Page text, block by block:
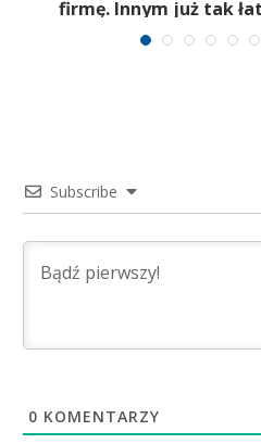
firmę. Innym już tak
Subscribe
0 KOMENTARZY